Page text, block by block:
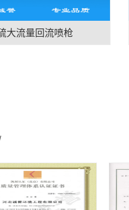
大流量回流喷枪